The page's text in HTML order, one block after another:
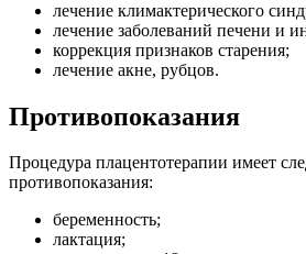
лечение климактерического
лечение заболеваний печени и
коррекция признаков старения;
лечение акне, рубцов.
Противопоказания
Процедура плацентотерапии имеет
противопоказания:
беременность;
лактация;